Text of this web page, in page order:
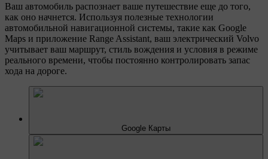
Ваш автомобиль распознает ваше путешествие еще до того,
как оно начнется. Используя полезные технологии
автомобильной навигационной системы, такие как Google
Maps и приложение Range Assistant, ваш электрический Volvo
учитывает ваш маршрут, стиль вождения и условия в режиме
реального времени, чтобы постоянно контролировать запас
хода на дороге.
Google Карты